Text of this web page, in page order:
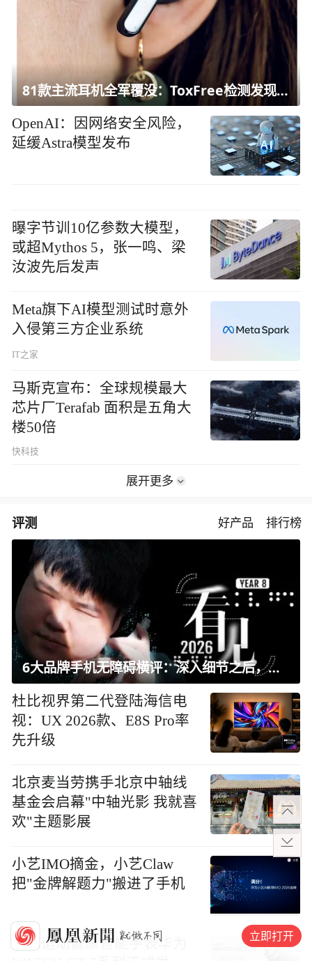
81款主流耳机全军覆没：ToxFree检测发现均含对人体有害化学物质
OpenAI：因网络安全风险，
延缓Astra模型发布
曝字节训10亿参数大模型，
或超Mythos 5，张一鸣、梁
汝波先后发声
Meta旗下AI模型测试时意外
入侵第三方企业系统
IT之家
马斯克宣布：全球规模最大
芯片厂Terafab 面积是五角大
楼50倍
快科技
展开更多
评测 好产品 排行榜
6大品牌手机无障碍横评：深入细节之后，似乎只有苹果能挺住？｜ 看见2026
杜比视界第二代登陆海信电
视：UX 2026款、E8S Pro率
先升级
北京麦当劳携手北京中轴线
基金会启幕"中轴光影 我就喜
欢"主题影展
小艺IMO摘金，小艺Claw
把"金牌解题力"搬进了手机
大众运动健康智能手表华为
立即打开